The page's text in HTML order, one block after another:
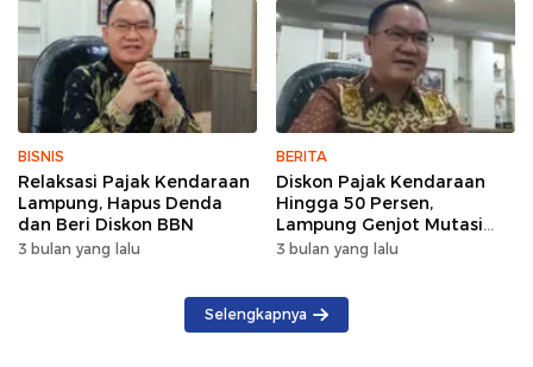
BISNIS
Relaksasi Pajak Kendaraan
Lampung, Hapus Denda
dan Beri Diskon BBN
3 bulan yang lalu
BERITA
Diskon Pajak Kendaraan
Hingga 50 Persen,
Lampung Genjot Mutasi
Kendaraan Luar Daerah
3 bulan yang lalu
Selengkapnya